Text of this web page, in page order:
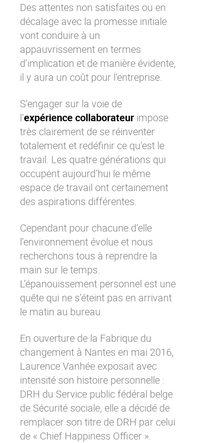
Des attentes non satisfaites ou en
décalage avec la promesse initiale
vont conduire à un
appauvrissement en termes
d’implication et de manière évidente,
il y aura un coût pour l’entreprise.
S’engager sur la voie de
l’expérience collaborateur impose
très clairement de se réinventer
totalement et redéfinir ce qu’est le
travail. Les quatre générations qui
occupent aujourd’hui le même
espace de travail ont certainement
des aspirations différentes.
Cependant pour chacune d’elle
l’environnement évolue et nous
recherchons tous à reprendre la
main sur le temps.
L’épanouissement personnel est une
quête qui ne s’éteint pas en arrivant
le matin au bureau.
En ouverture de la Fabrique du
changement à Nantes en mai 2016,
Laurence Vanhée exposait avec
intensité son histoire personnelle :
DRH du Service public fédéral belge
de Sécurité sociale, elle a décidé de
remplacer son titre de DRH par celui
de « Chief Happiness Officer ».